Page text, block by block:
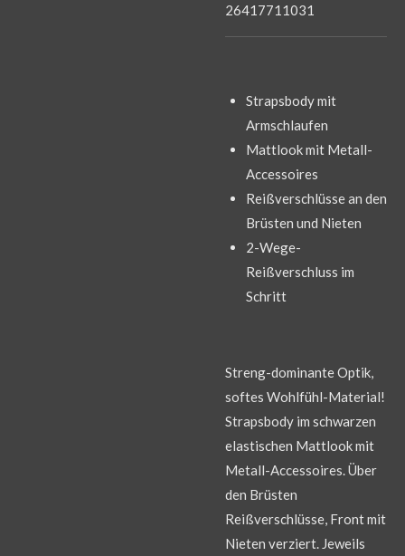
26417711031
Strapsbody mit
Armschlaufen
Mattlook mit Metall-
Accessoires
Reißverschlüsse an den
Brüsten und Nieten
2-Wege-
Reißverschluss im
Schritt
Streng-dominante Optik,
softes Wohlfühl-Material!
Strapsbody im schwarzen
elastischen Mattlook mit
Metall-Accessoires. Über
den Brüsten
Reißverschlüsse, Front mit
Nieten verziert. Jeweils